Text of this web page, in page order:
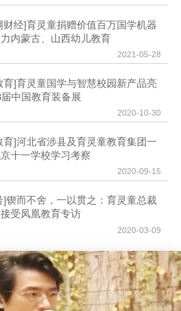
财经]育灵童捐赠价值百万国学机器
内蒙古、山西幼儿教育
2021-05-28
育]育灵童国学与智慧校园新产品亮
中国教育装备展
2020-10-30
育]河北省涉县及育灵童教育集团一
十一学校学习考察
2020-09-15
]锲而不舍，一以贯之：育灵童总裁
受凤凰教育专访
2020-03-09